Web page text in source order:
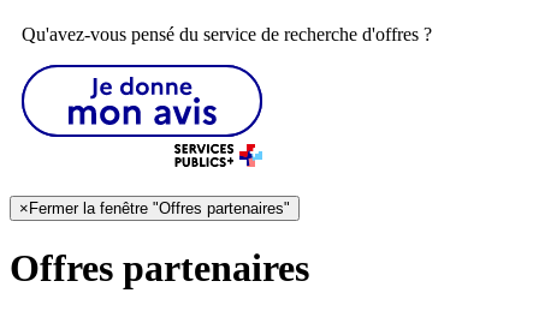
Qu'avez-vous pensé du service de recherche d'offres ?
×Fermer la fenêtre "Offres partenaires"
Offres partenaires